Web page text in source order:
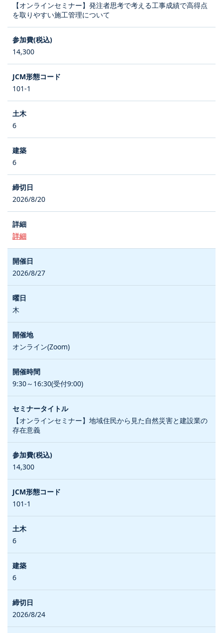
【オンラインセミナー】発注者思考で考える工事成績で高得点
を取りやすい施工管理について
14,300
101-1
6
6
2026/8/20
詳細
2026/8/27
木
オンライン(Zoom)
9:30～16:30(受付9:00)
【オンラインセミナー】地域住民から見た自然災害と建設業の
存在意義
14,300
101-1
6
6
2026/8/24